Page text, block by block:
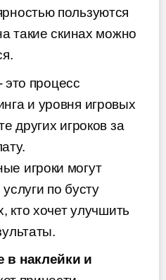
пользуются
такие скинах можно
это процесс
и уровня игровых
других игроков за
игроки могут
по бусту
кто хочет улучшить
в наклейки и